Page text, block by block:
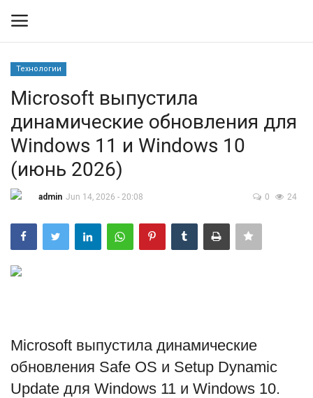
Контакты
Правила размещения
Политика
Экономика
Технологии
Туризм
Недвижимость
Технологии
Microsoft выпустила
динамические обновления для
Windows 11 и Windows 10
(июнь 2026)
admin Jun 14, 2026 - 20:08 0 24
Microsoft выпустила динамические
обновления Safe OS и Setup Dynamic
Update для Windows 11 и Windows 10.